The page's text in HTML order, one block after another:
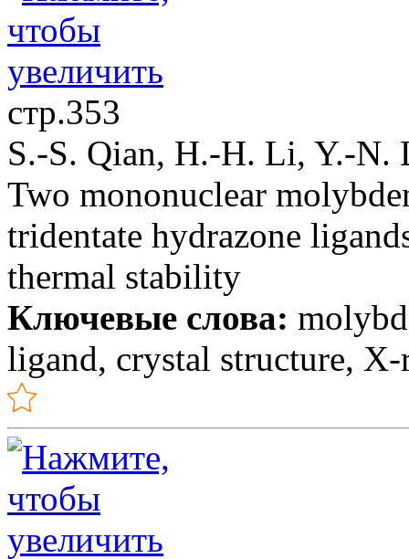
стр.353
S.-S. Qian, H.-H. Li, Y.-
Two mononuclear
tridentate hydrazone
thermal stability
Ключевые слова:
ligand, crystal structure,